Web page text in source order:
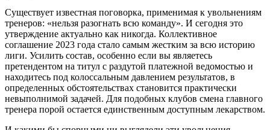
Существует известная поговорка, применимая к увольнениям
тренеров: «нельзя разогнать всю команду». И сегодня это
утверждение актуально как никогда. Коллективное
соглашение 2023 года стало самым жестким за всю историю
лиги. Усилить состав, особенно если вы являетесь
претендентом на титул с раздутой платежной ведомостью и
находитесь под колоссальным давлением результатов, в
определенных обстоятельствах становится практически
невыполнимой задачей. Для подобных клубов смена главного
тренера порой остается единственным доступным лекарством.